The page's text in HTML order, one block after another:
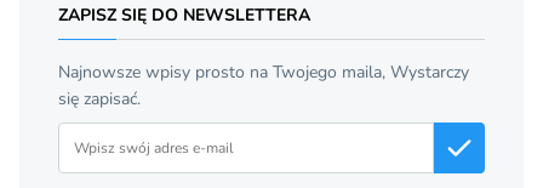
ZAPISZ SIĘ DO NEWSLETTERA
Najnowsze wpisy prosto na Twojego maila, Wystarczy
się zapisać.